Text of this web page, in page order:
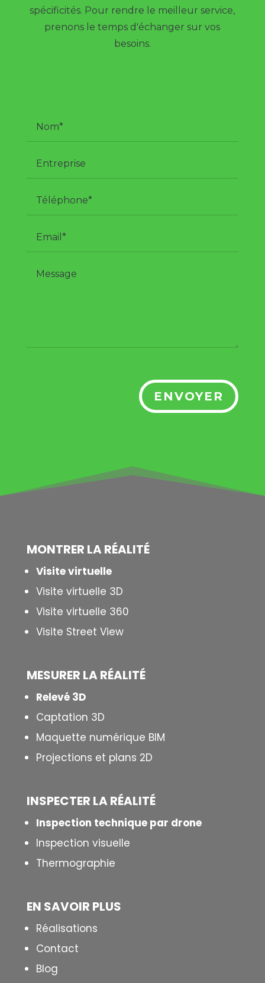
spécificités. Pour rendre le meilleur service,
prenons le temps d'échanger sur vos
besoins.
ENVOYER
MONTRER LARÉALITÉ
Visite virtuelle
Visite virtuelle 3D
Visite virtuelle 360
Visite Street View
MESURER LARÉALITÉ
Relevé 3D
Captation 3D
Maquette numérique BIM
Projections et plans 2D
INSPECTER LA RÉALITÉ
Inspection technique par drone
Inspection visuelle
Thermographie
EN SAVOIR PLUS
Réalisations
Contact
Blog